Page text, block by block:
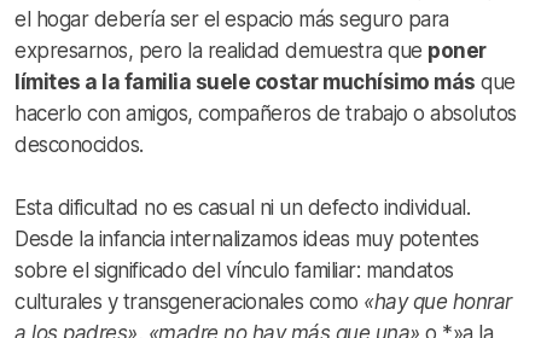
el hogar debería ser el espacio más seguro para
expresarnos, pero la realidad demuestra que poner
límites a la familia suele costar muchísimo más que
hacerlo con amigos, compañeros de trabajo o absolutos
desconocidos.
Esta dificultad no es casual ni un defecto individual.
Desde la infancia internalizamos ideas muy potentes
sobre el significado del vínculo familiar: mandatos
culturales y transgeneracionales como «hay que honrar
a los padres», «madre no hay más que una» o *»a la